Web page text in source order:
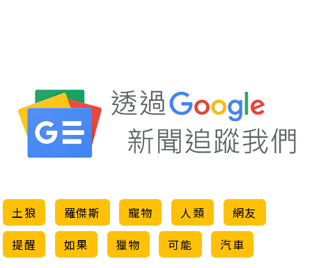
土狼 羅傑斯 寵物 人類
網友
提醒
如果 獵物 可能 汽車